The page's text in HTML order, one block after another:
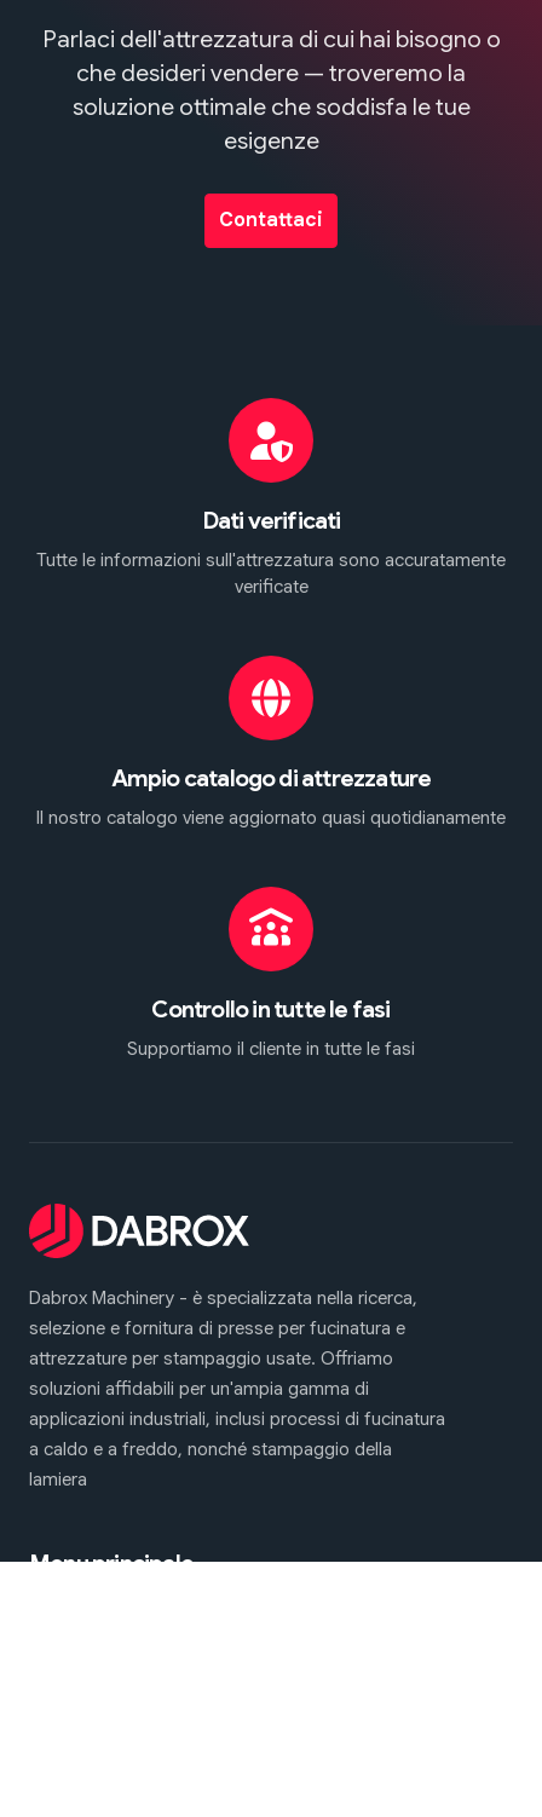
Parlaci dell'attrezzatura di cui hai bisogno o
che desideri vendere — troveremo la
soluzione ottimale che soddisfa le tue
esigenze
Contattaci
Dati verificati
Tutte le informazioni sull'attrezzatura sono accuratamente
verificate
Ampio catalogo di attrezzature
Il nostro catalogo viene aggiornato quasi quotidianamente
Controllo in tutte le fasi
Supportiamo il cliente in tutte le fasi
Dabrox Machinery - è specializzata nella ricerca,
selezione e fornitura di presse per fucinatura e
attrezzature per stampaggio usate. Offriamo
soluzioni affidabili per un'ampia gamma di
applicazioni industriali, inclusi processi di fucinatura
a caldo e a freddo, nonché stampaggio della
lamiera
Menu principale